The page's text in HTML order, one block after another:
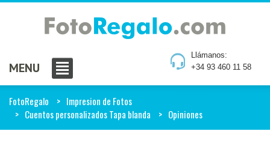
Llámanos:
+34 93 460 11 58
MENU
FotoRegalo
Impresion de Fotos
Cuentos personalizados Tapa blanda
Opiniones